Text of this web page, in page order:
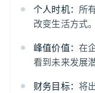
个人时机： 所
改变生活方式。
峰值价值： 在
看到未来发展
财务目标： 将